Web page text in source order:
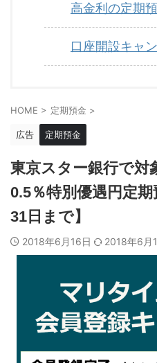
高金利の定期
口座開設キャ
HOME > 定期預金 >
広告 定期預金
東京スター銀行で対
0.5％特別優遇円定
31日まで】
2018年6月16日 2018年6月